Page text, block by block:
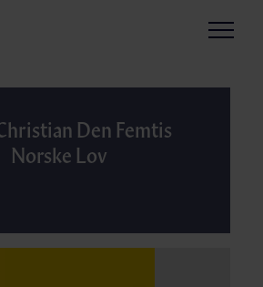
Menu
Den Femtis
Norske Lov